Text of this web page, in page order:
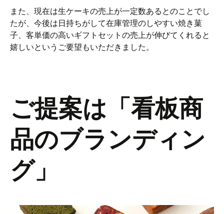
また、現在は生ケーキの売上が一定数あるとのことでし
たが、今後は日持ちがして在庫管理のしやすい焼き菓
子、客単価の高いギフトセットの売上が伸びてくれると
嬉しいというご要望もいただきました。
ご提案は「看板商
品のブランディン
グ」